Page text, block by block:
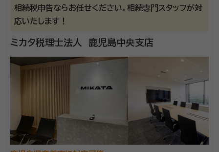
なりとお申し付けください。相続専門スタッフが親切丁
寧に対応させていただきます。元税務署職員であった税
理士（国税OB）も多数在籍しており税務調査対策も万全
資格等：税理士
所属団体：南九州税理士会
相続税申告ならお任せください。相続専門スタッフが対
応いたします！
ミカタ税理士法人 鹿児島中央支店